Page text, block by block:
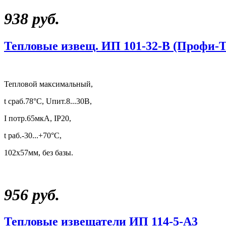
938 руб.
Тепловые извещ. ИП 101-32-В (Профи-
Тепловой максимальный,
t сраб.78°С, Uпит.8...30В,
I потр.65мкА, IP20,
t раб.-30...+70°С,
102х57мм, без базы.
956 руб.
Тепловые извещатели ИП 114-5-А3